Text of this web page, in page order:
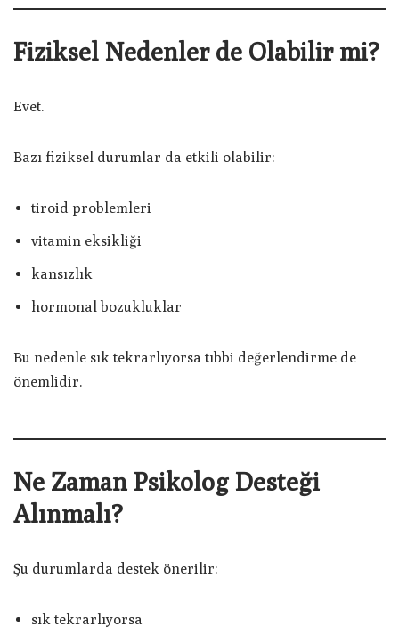
Fiziksel Nedenler de Olabilir mi?
Evet.
Bazı fiziksel durumlar da etkili olabilir:
tiroid problemleri
vitamin eksikliği
kansızlık
hormonal bozukluklar
Bu nedenle sık tekrarlıyorsa tıbbi değerlendirme de
önemlidir.
Ne Zaman Psikolog Desteği
Alınmalı?
Şu durumlarda destek önerilir:
sık tekrarlıyorsa